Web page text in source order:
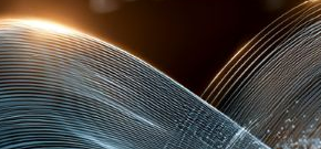
d
o
n
k
y
o
k